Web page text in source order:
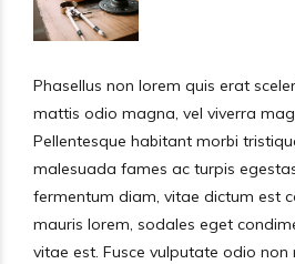
Phasellus non lorem quis erat
mattis odio magna, vel viverra
Pellentesque habitant morbi
malesuada fames ac turpis
fermentum diam, vitae dictum est
mauris lorem, sodales eget
vitae est. Fusce vulputate odio non